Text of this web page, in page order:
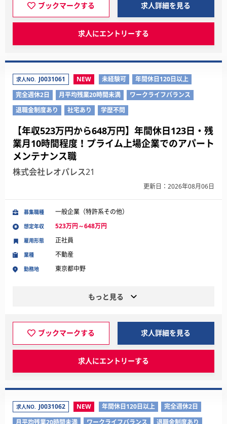
ブックマークする 求人詳細を見る
求人にエントリーする
求人NO. J0031061 NEW 未経験可
年間休日120日以上
完全週休2日
月平均残業20時間未満
ワークライフバランス
退職金制度あり
社宅あり 学歴不問
【年収523万円から648万円】年間休日123日・残
業月10時間程度！プライム上場企業でのアパート
メンテナンス職
株式会社レオパレス21
更新日：2026年08月06日
募集職種 一般企業（特許系その他）
想定年収 523万円～648万円
業種 不動産
勤務地 東京都中野
雇用形態 正社員
もっと見る
ブックマークする 求人詳細を見る
求人にエントリーする
求人NO. J0031062 NEW 年間休日120日以上
完全週休2日
月平均残業20時間未満
ワークライフバランス 退職金制度あり